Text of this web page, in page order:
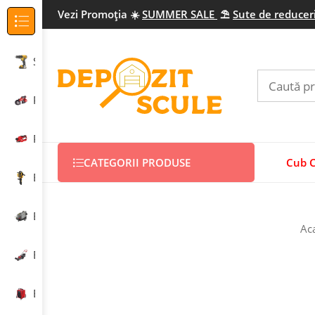
Vezi Promoția ☀️SUMMER SALE ⛱️ Sute de
CATEGORII PRODUSE Cub
Categorii Produse
Scule electrice profesionale
Prelucrarea metalului
Prelucrarea lemnului
Echipamente construcții
Echipamente curățenie
Echipamente grădinărit
Echipamente încălzire